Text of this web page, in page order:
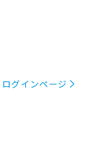
グインページ